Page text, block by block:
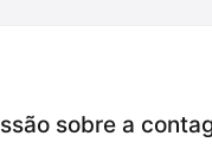
sobre a